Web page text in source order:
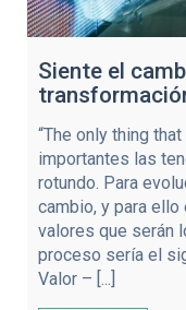
Siente el
“The only thing
importantes las
rotundo. Para
cambio, y para
valores que serán
proceso sería el
Valor – [...]